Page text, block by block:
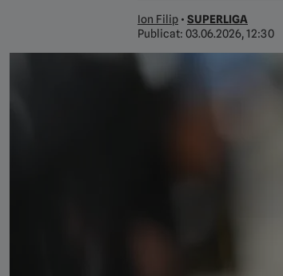
Ion Filip • SUPERLIGA
Publicat: 03.06.2026, 12:30